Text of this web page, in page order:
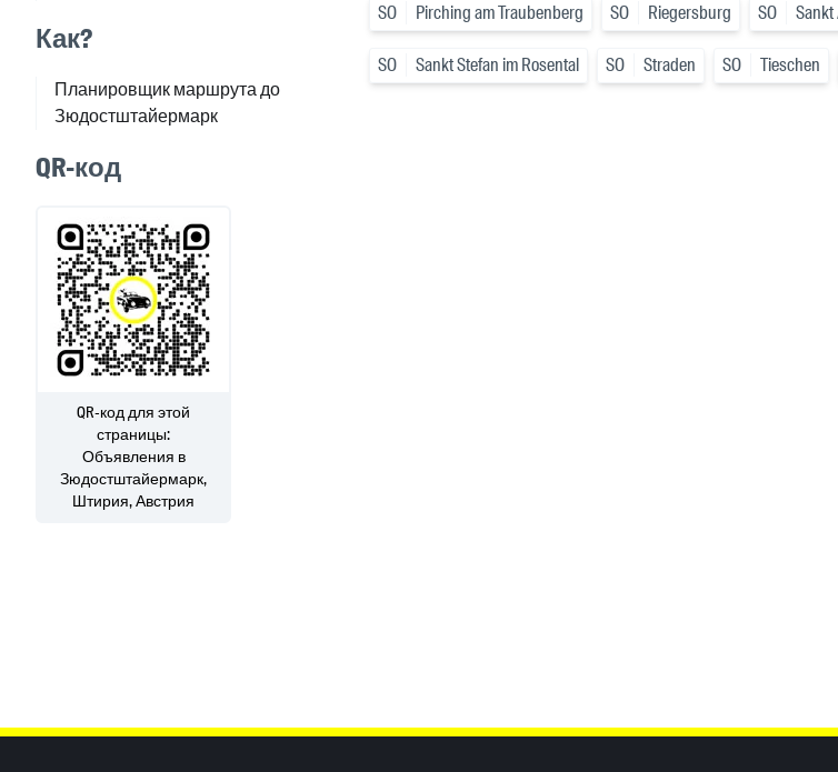
Как?
Планировщик маршрута до
Зюдостштайермарк
QR-код
QR-код для этой
страницы:
Объявления в
Зюдостштайермарк,
Штирия, Австрия
SO Pirching am Traubenberg SO Riegersburg SO Sankt
SO Sankt Stefan im Rosental SO Straden SO Tieschen